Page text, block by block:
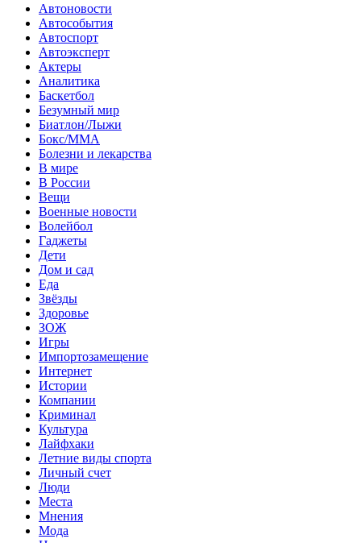
Автоновости
Автособытия
Автоспорт
Автоэксперт
Актеры
Аналитика
Баскетбол
Безумный мир
Биатлон/Лыжи
Бокс/MMA
Болезни и лекарства
В мире
В России
Вещи
Военные новости
Волейбол
Гаджеты
Дети
Дом и сад
Еда
Звёзды
Здоровье
ЗОЖ
Игры
Импортозамещение
Интернет
Истории
Компании
Криминал
Культура
Лайфхаки
Летние виды спорта
Личный счет
Люди
Места
Мнения
Мода